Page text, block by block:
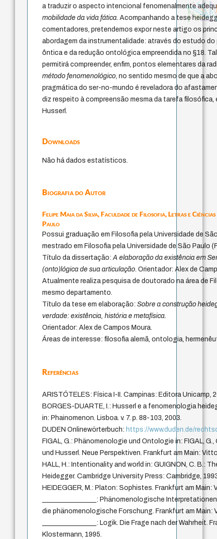
a traduzir o aspecto intencional fenomenalmente
mobilidade da vida fática . Acompanhando a tese
comentadores, pretendemos expor neste artigo os
abordagem da instrumentalidade: através do estudo do
ôntica e da redução ontológica empreendida no §18.
permitirá compreender, enfim, pontos elementares da
método fenomenológico , no sentido mesmo de que a
pragmática do ser-no-mundo é reveladora do
diz respeito à compreensão mesma da tarefa filosófica,
Husserl.
Downloads
Não há dados estatísticos.
Biografia do Autor
Felipe Maia da Silva,Faculdade de Filosofia, Letras e
Paulo
Possui graduação em Filosofia pela Universidade de
mestrado em Filosofia pela Universidade de São Paulo
Título da dissertação:A elaboração da existência em
(onto)lógica de sua articulação. Orientador: Alex de
Atualmente realiza pesquisa de doutorado na área de
mesmo departamento.
Título da tese em elaboração:Sobre a construção
verdade: existência, história e metafísica.
Orientador: Alex de Campos Moura.
Áreas de interesse: filosofia alemã, ontologia,
Referências
ARISTÓTELES: Física I-II. Campinas: Editora Unicamp,
BORGES-DUARTE, I.: Husserl e a fenomenologia
in: Phainomenon. Lisboa. v. 7. p. 88-103, 2003.
DUDEN Onlinewörterbuch: https://www.duden.de/
FIGAL, G.: Phänomenologie und Ontologie in: FIGAL,
und Husserl. Neue Perspektiven. Frankfurt am Main:
HALL, H.: Intentionality and world in: GUIGNON, C. B.:
Heidegger. Cambridge University Press: Cambridge,
HEIDEGGER, M.: Platon: Sophistes. Frankfurt am
________________: Phänomenologische
die phänomenologische Forschung. Frankfurt am Main:
________________: Logik. Die Frage nach der Wahrheit.
Klostermann, 1995.
fundamentalismo
jacobi
protágoras experiência temporal
metafísica do tempogénero
idade intolerância
classical german philosophyhomem-
filosofias indígenas j.c.m. netopalavra
literatura (poética)
perdón
leyes
violencia
logos
direito
lei
desejo
mind
therapy